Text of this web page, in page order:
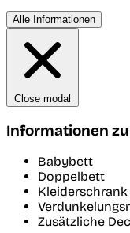
Alle Informationen
Close modal
Informationen
Babybett
Doppelbett
Kleiderschrank
Zusätzliche